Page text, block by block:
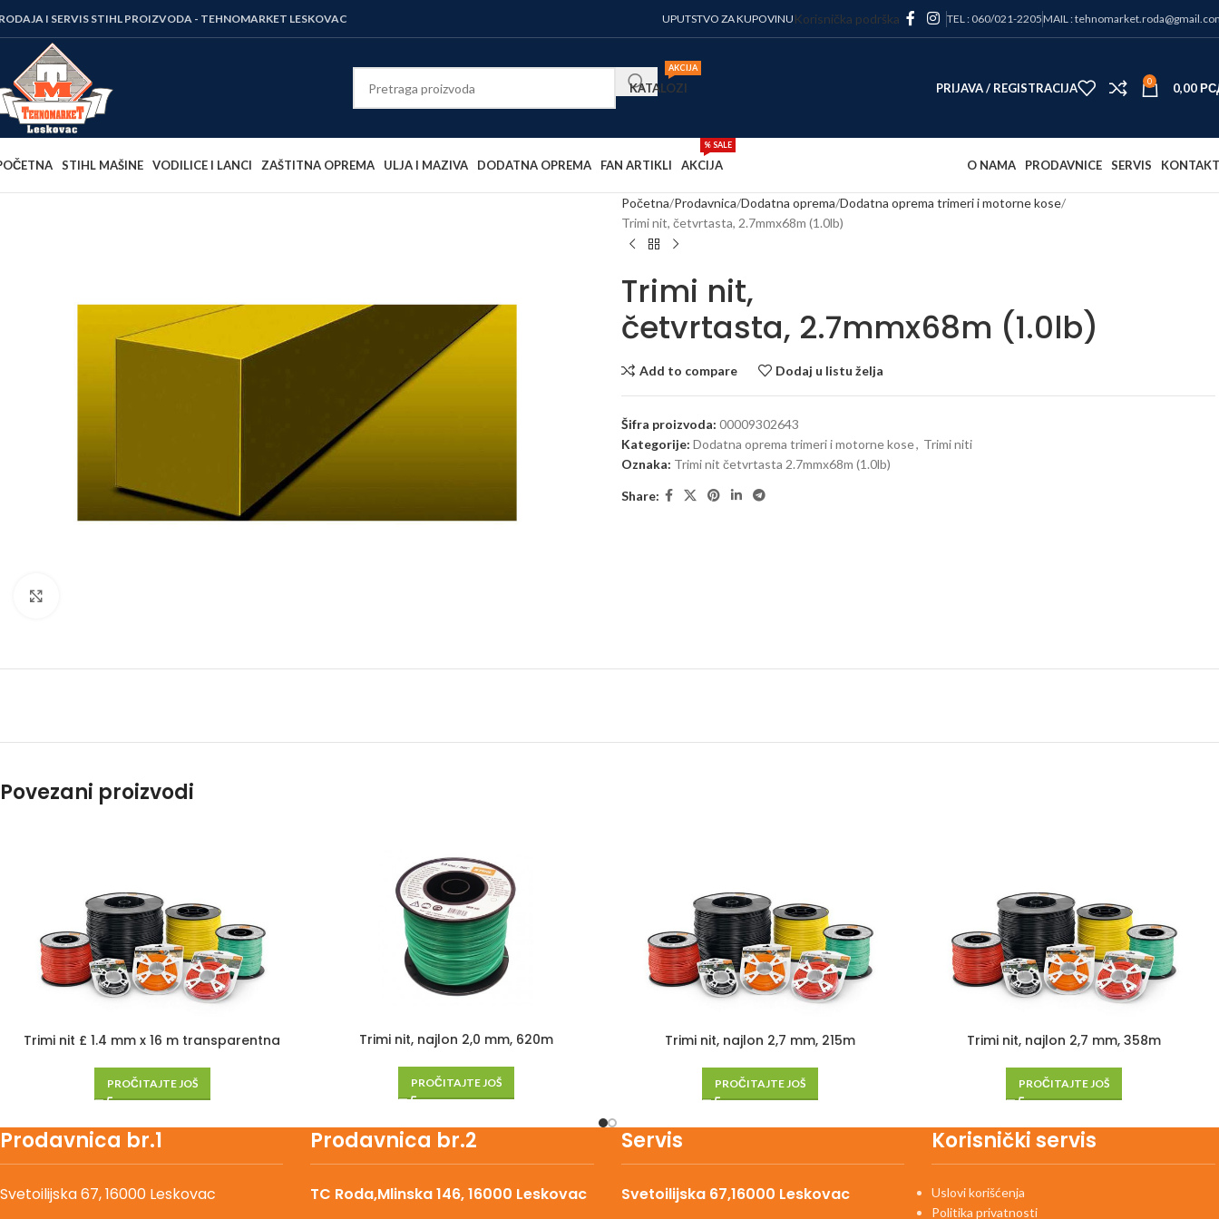
I SERVIS STIHL PROIZVODA - TEHNOMARKET LESKOVAC UPUTSTVO ZA KUPOVINU Korisnička podrška TEL : 060/021-2205MAIL :
KATALOZI
AKCIJA
PRIJAVA / REGISTRACIJA 0 0,00
STIHL MAŠINE VODILICE I LANCI ZAŠTITNA OPREMA ULJA I MAZIVA DODATNA OPREMA FAN ARTIKLI AKCIJA
% SALE
O NAMA PRODAVNICE SERVIS KONTAKT
Početna Prodavnica Dodatna oprema Dodatna oprema trimeri i motorne kose
Trimi nit, četvrtasta, 2.7mmx68m (1.0lb)
Trimi nit,
četvrtasta, 2.7mmx68m (1.0lb)
Add to compare Dodaj u listu želja
Šifra proizvoda: 00009302643
Kategorije: Dodatna oprema trimeri i motorne kose, Trimi niti
Oznaka: Trimi nit četvrtasta 2.7mmx68m (1.0lb)
Share:
Povezani proizvodi
Trimi nit £ 1.4 mm x 16 m transparentna
PROČITAJTE JOŠ
Trimi nit, najlon 2,0 mm, 620m
PROČITAJTE JOŠ
Trimi nit, najlon 2,7 mm, 215m
PROČITAJTE JOŠ
Trimi nit, najlon 2,7 mm, 358m
PROČITAJTE JOŠ
Prodavnica br.1
Svetoilijska 67, 16000 Leskovac
Prodavnica br.2
TC Roda,Mlinska 146, 16000 Leskovac
Servis
Svetoilijska 67,16000 Leskovac
Korisnički servis
Uslovi korišćenja
Politika privatnosti